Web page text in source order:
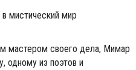
мистический мир
мастером своего дела, Мимар
одному из поэтов и